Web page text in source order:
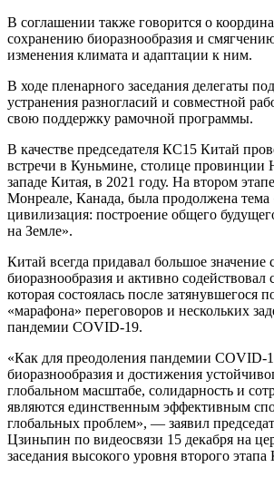
В соглашении также говорится о
сохранению биоразнообразия и
изменения климата и адаптации к ним.
В ходе пленарного заседания делегаты
устранения разногласий и совместной
свою поддержку рамочной программы.
В качестве председателя КС15 Китай
встречи в Куньмине, столице
западе Китая, в 2021 году. На втором
Монреале, Канада, была продолжена тема
цивилизация: построение общего
на Земле».
Китай всегда придавал большое значение
биоразнообразия и активно
которая состоялась после затянувшегося
«марафона» переговоров и нескольких
пандемии COVID-19.
«Как для преодоления пандемии COVID-
биоразнообразия и достижения
глобальном масштабе, солидарность и
являются единственным эффективным
глобальных проблем», — заявил
Цзиньпин по видеосвязи 15 декабря на
заседания высокого уровня второго